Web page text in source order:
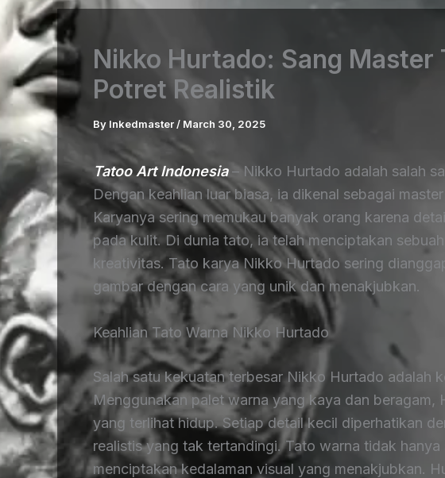
Nikko Hurtado: Sang Master
Potret Realistik
By Inkedmaster / March 30, 2025
Tatoo Art Indonesia– Nikko Hurtado adalah salah
Dengan keahlian luar biasa, ia dikenal sebagai
Karyanya sering memukau banyak orang karena
pada kulit. Di dunia tato, ia telah menciptakan
kreativitas. Tato karya Nikko Hurtado sering
gambar dengan cara yang unik dan menakjubkan.
Keahlian Tato Warna Nikko Hurtado
Salah satu kekuatan terbesar Nikko Hurtado adalah
Menggunakan palet warna yang kaya dan beragam,
yang terlihat hidup. Setiap detail kecil diperhatikan
realistis yang tak tertandingi. Tato warna tidak
menciptakan kedalaman visual yang menakjubkan.